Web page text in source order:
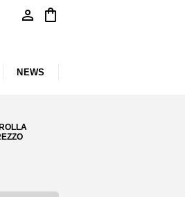
person shopping_bag
NEWS